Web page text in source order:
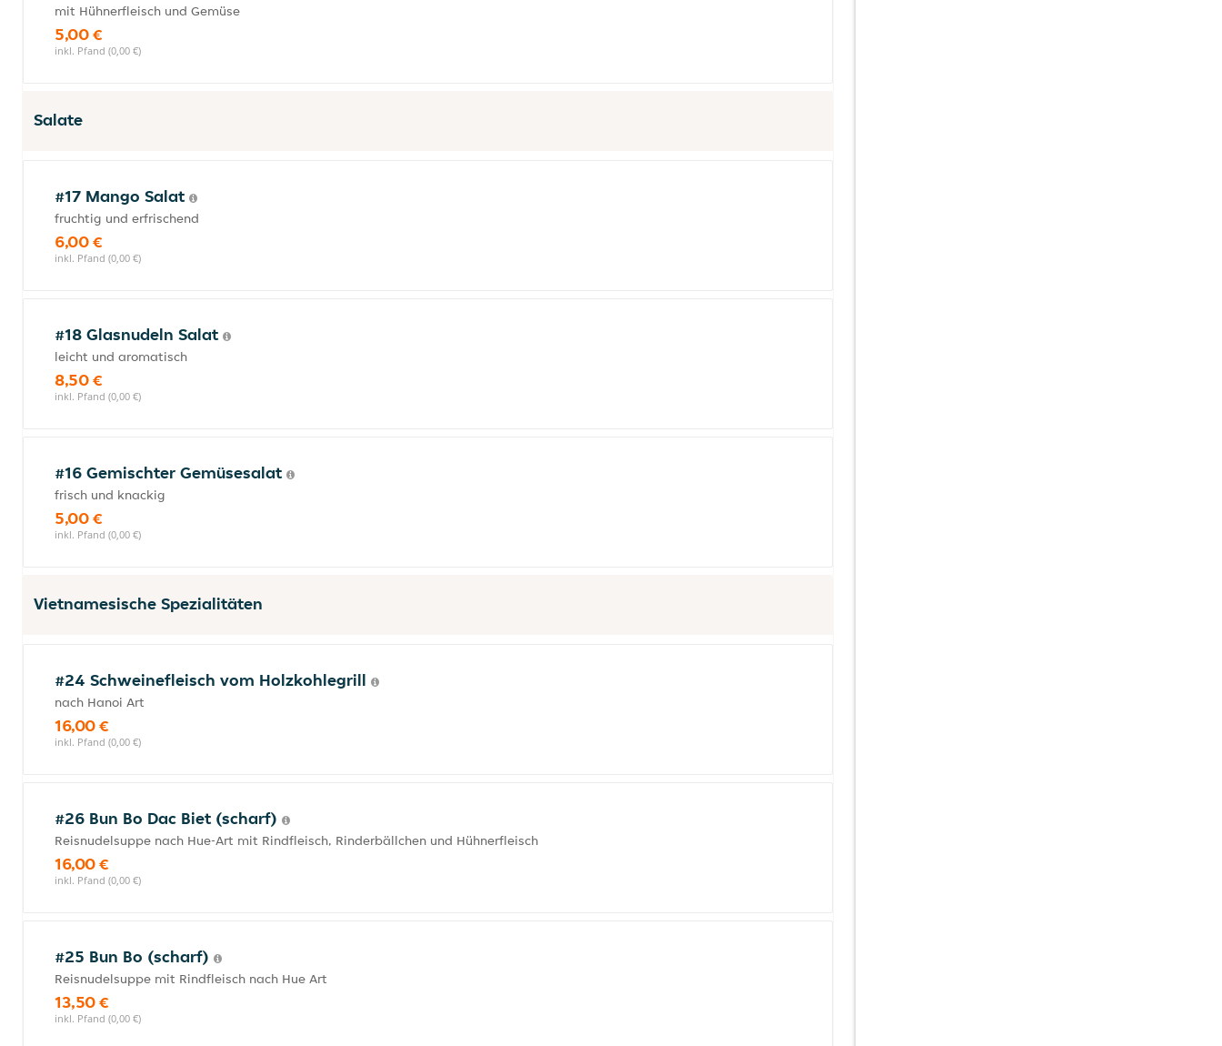
mit Hühnerfleisch und Gemüse
5,00 €
inkl. Pfand (0,00 €)
Salate
#17 Mango Salat
fruchtig und erfrischend
6,00 €
inkl. Pfand (0,00 €)
#18 Glasnudeln Salat
leicht und aromatisch
8,50 €
inkl. Pfand (0,00 €)
#16 Gemischter Gemüsesalat
frisch und knackig
5,00 €
inkl. Pfand (0,00 €)
Vietnamesische Spezialitäten
#24 Schweinefleisch vom Holzkohlegrill
nach Hanoi Art
16,00 €
inkl. Pfand (0,00 €)
#26 Bun Bo Dac Biet (scharf)
Reisnudelsuppe nach Hue-Art mit Rindfleisch, Rinderbällchen und Hühnerfleisch
16,00 €
inkl. Pfand (0,00 €)
#25 Bun Bo (scharf)
Reisnudelsuppe mit Rindfleisch nach Hue Art
13,50 €
inkl. Pfand (0,00 €)